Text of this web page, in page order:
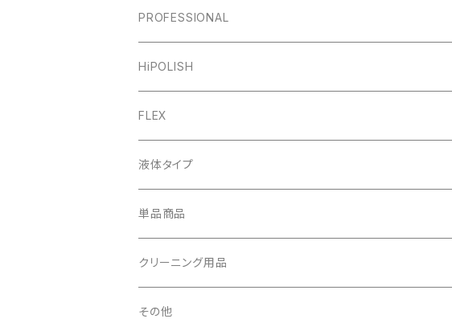
PROFESSIONAL
HiPOLISH
FLEX
液体タイプ
単品商品
クリーニング用品
その他